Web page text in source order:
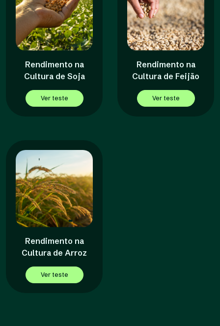
Rendimento na
Cultura de Soja
Ver teste
Rendimento na
Cultura de Feijão
Ver teste
Rendimento na
Cultura de Arroz
Ver teste